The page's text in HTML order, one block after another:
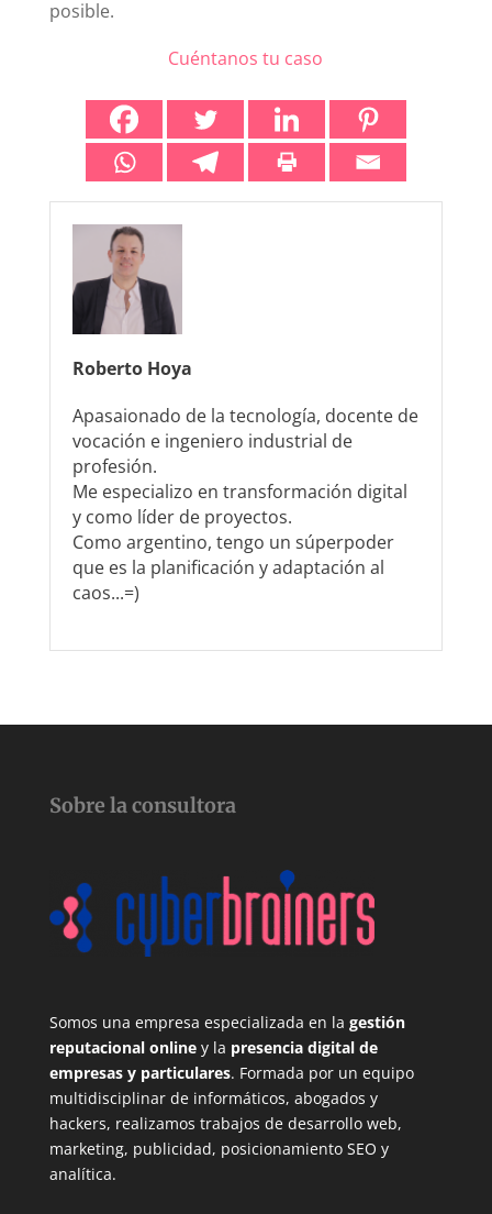
posible.
Cuéntanos tu caso
Roberto Hoya
Apasaionado de la tecnología, docente de
vocación e ingeniero industrial de
profesión.
Me especializo en transformación digital
y como líder de proyectos.
Como argentino, tengo un súperpoder
que es la planificación y adaptación al
caos...=)
Sobre la consultora
Somos una empresa especializada en la gestión
reputacional onliney la presencia digital de
empresas y particulares. Formada por un equipo
multidisciplinar de informáticos, abogados y
hackers, realizamos trabajos de desarrollo web,
marketing, publicidad, posicionamiento SEO y
analítica.